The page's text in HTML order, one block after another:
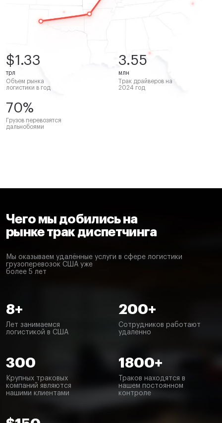
$1.33
трл
Объем рынка
логистики в год
3.55
млн
Трак драйверов на
2024 год
70%
Грузов перевозятся
дальнобоями
Чего мы добились на
рынке трак диспетчинга
Мы оказываем удалённые услуги в сфере логистики
грузоперевозок США уже
более 5 лет
8+
Лет занимаемся
логистикой в США
200+
Сотрудников работают
удаленно
300
Крупных траковых
компаний являются
нашими клиентами
1800+
Траков находятся в
нашем постоянном
контроле